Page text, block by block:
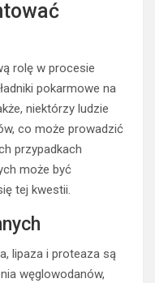
rolę w procesie
pokarmowe na
niektórzy ludzie
co może prowadzić
przypadkach
może być
tej kwestii.
lipaza i proteaza są
węglowodanów,